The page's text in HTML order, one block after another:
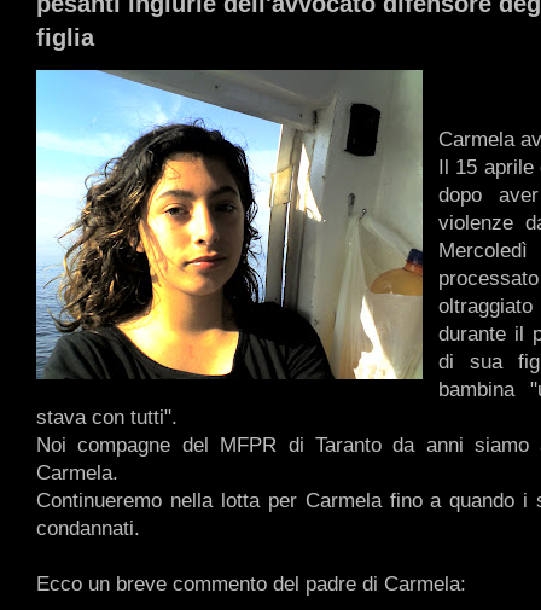
figlia
Carmela
Il 15 aprile
dopo
violenze
durante il
di sua
bambina
stava con tutti".
Noi compagne del MFPR di Taranto da anni
Carmela.
Continueremo nella lotta per Carmela fino a quando i
condannati.
Ecco un breve commento del padre di Carmela: